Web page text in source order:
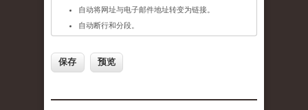
自动将网址与电子邮件地址转变为链接。
自动断行和分段。